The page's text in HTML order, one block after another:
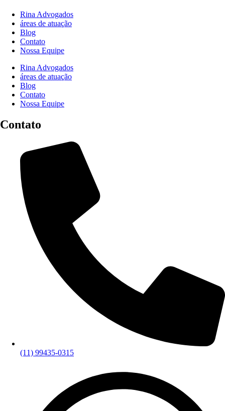
Rina Advogados
áreas de atuação
Blog
Contato
Nossa Equipe
Rina Advogados
áreas de atuação
Blog
Contato
Nossa Equipe
Contato
(11) 99435-0315